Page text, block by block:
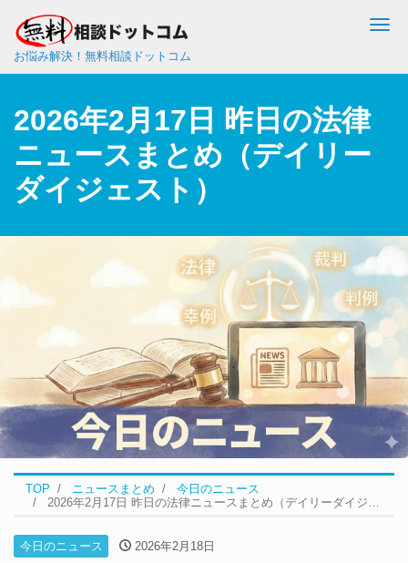
お悩み解決！無料相談ドットコム
2026年2月17日 昨日の法律
ニュースまとめ（デイリー
ダイジェスト）
TOP ニュースまとめ
今日のニュース
2026年2月17日 昨日の法律ニュースまとめ（デイリーダイジェスト）
今日のニュース 2026年2月18日